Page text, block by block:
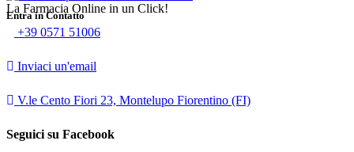
La Farmacia Online in un Click!
Entra in Contatto
+39 0571 51006
Inviaci un'email
V.le Cento Fiori 23, Montelupo Fiorentino (FI)
Seguici su Facebook